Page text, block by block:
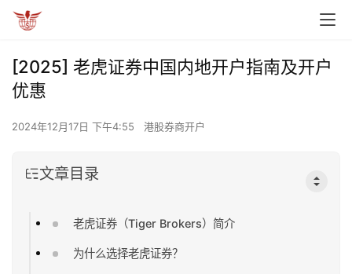
[2025] 老虎证券中国内地开户指南及开户
优惠
2024年12月17日 下午4:55 港股券商开户
文章目录
老虎证券（Tiger Brokers）简介
为什么选择老虎证券？